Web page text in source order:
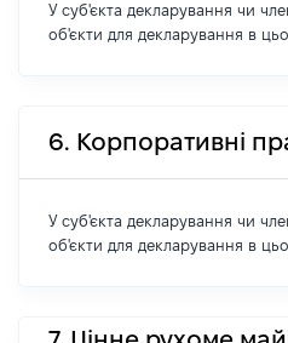
У суб'єкта декларування чи
об'єкти для декларування в
6. Корпоративні
У суб'єкта декларування чи
об'єкти для декларування в